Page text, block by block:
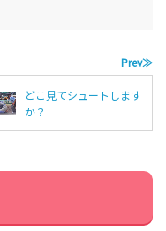
Prev≫
どこ見てシュートします
か？